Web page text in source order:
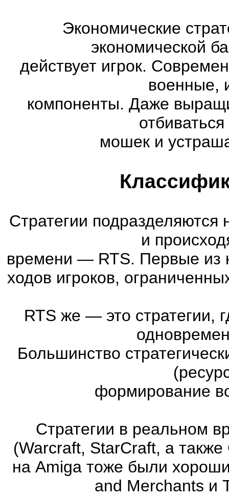
Экономические
экономической
действует игрок.
военные,
компоненты. Даже
мошек и
Стратегии
и
времени — RTS. Первые из
ходов игроков,
RTS же — это стратегии,
Большинство
формирование
Стратегии в реальном
(Warcraft, StarCraft, а
на Amiga тоже были
and Merchants и